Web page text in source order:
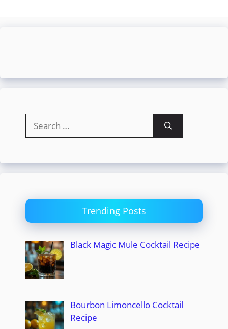
for:
Trending Posts
Black Magic Mule Cocktail Recipe
Bourbon Limoncello Cocktail
Recipe